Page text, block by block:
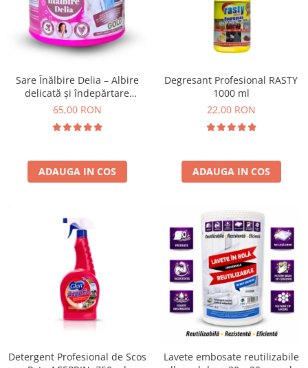
Insecticide
Dezinfectante
Absorbanti de Umiditate & Rezerve
Bioactivatori & Tratamente Fose
Septice
Manusi Protectie
Solutii curatare mobila
Ceaiuri
Cosmetice
Vopsea Par
Ingrijire Par
Ingrijire corp
Ingrijire maini
Ingrijire picioare
Îngrijire Ten
Curatare Intretinere Incaltaminte
Fond de ten
Sare Înălbire Delia – Albire
delicată și îndepărtare
eficientă a petelor 500 g
65,00 RON
ADAUGA IN COS
Degresant Profesional RASTY
1000 ml
22,00 RON
ADAUGA IN COS
Detergent Profesional de Scos
Lavete embosate reutilizabile